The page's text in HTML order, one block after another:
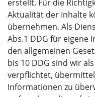
erstellt. Für die
Aktualität der Inhalte
übernehmen. Als
Abs.1 DDG für eigene
den allgemeinen
bis 10 DDG sind wir
verpflichtet,
Informationen zu